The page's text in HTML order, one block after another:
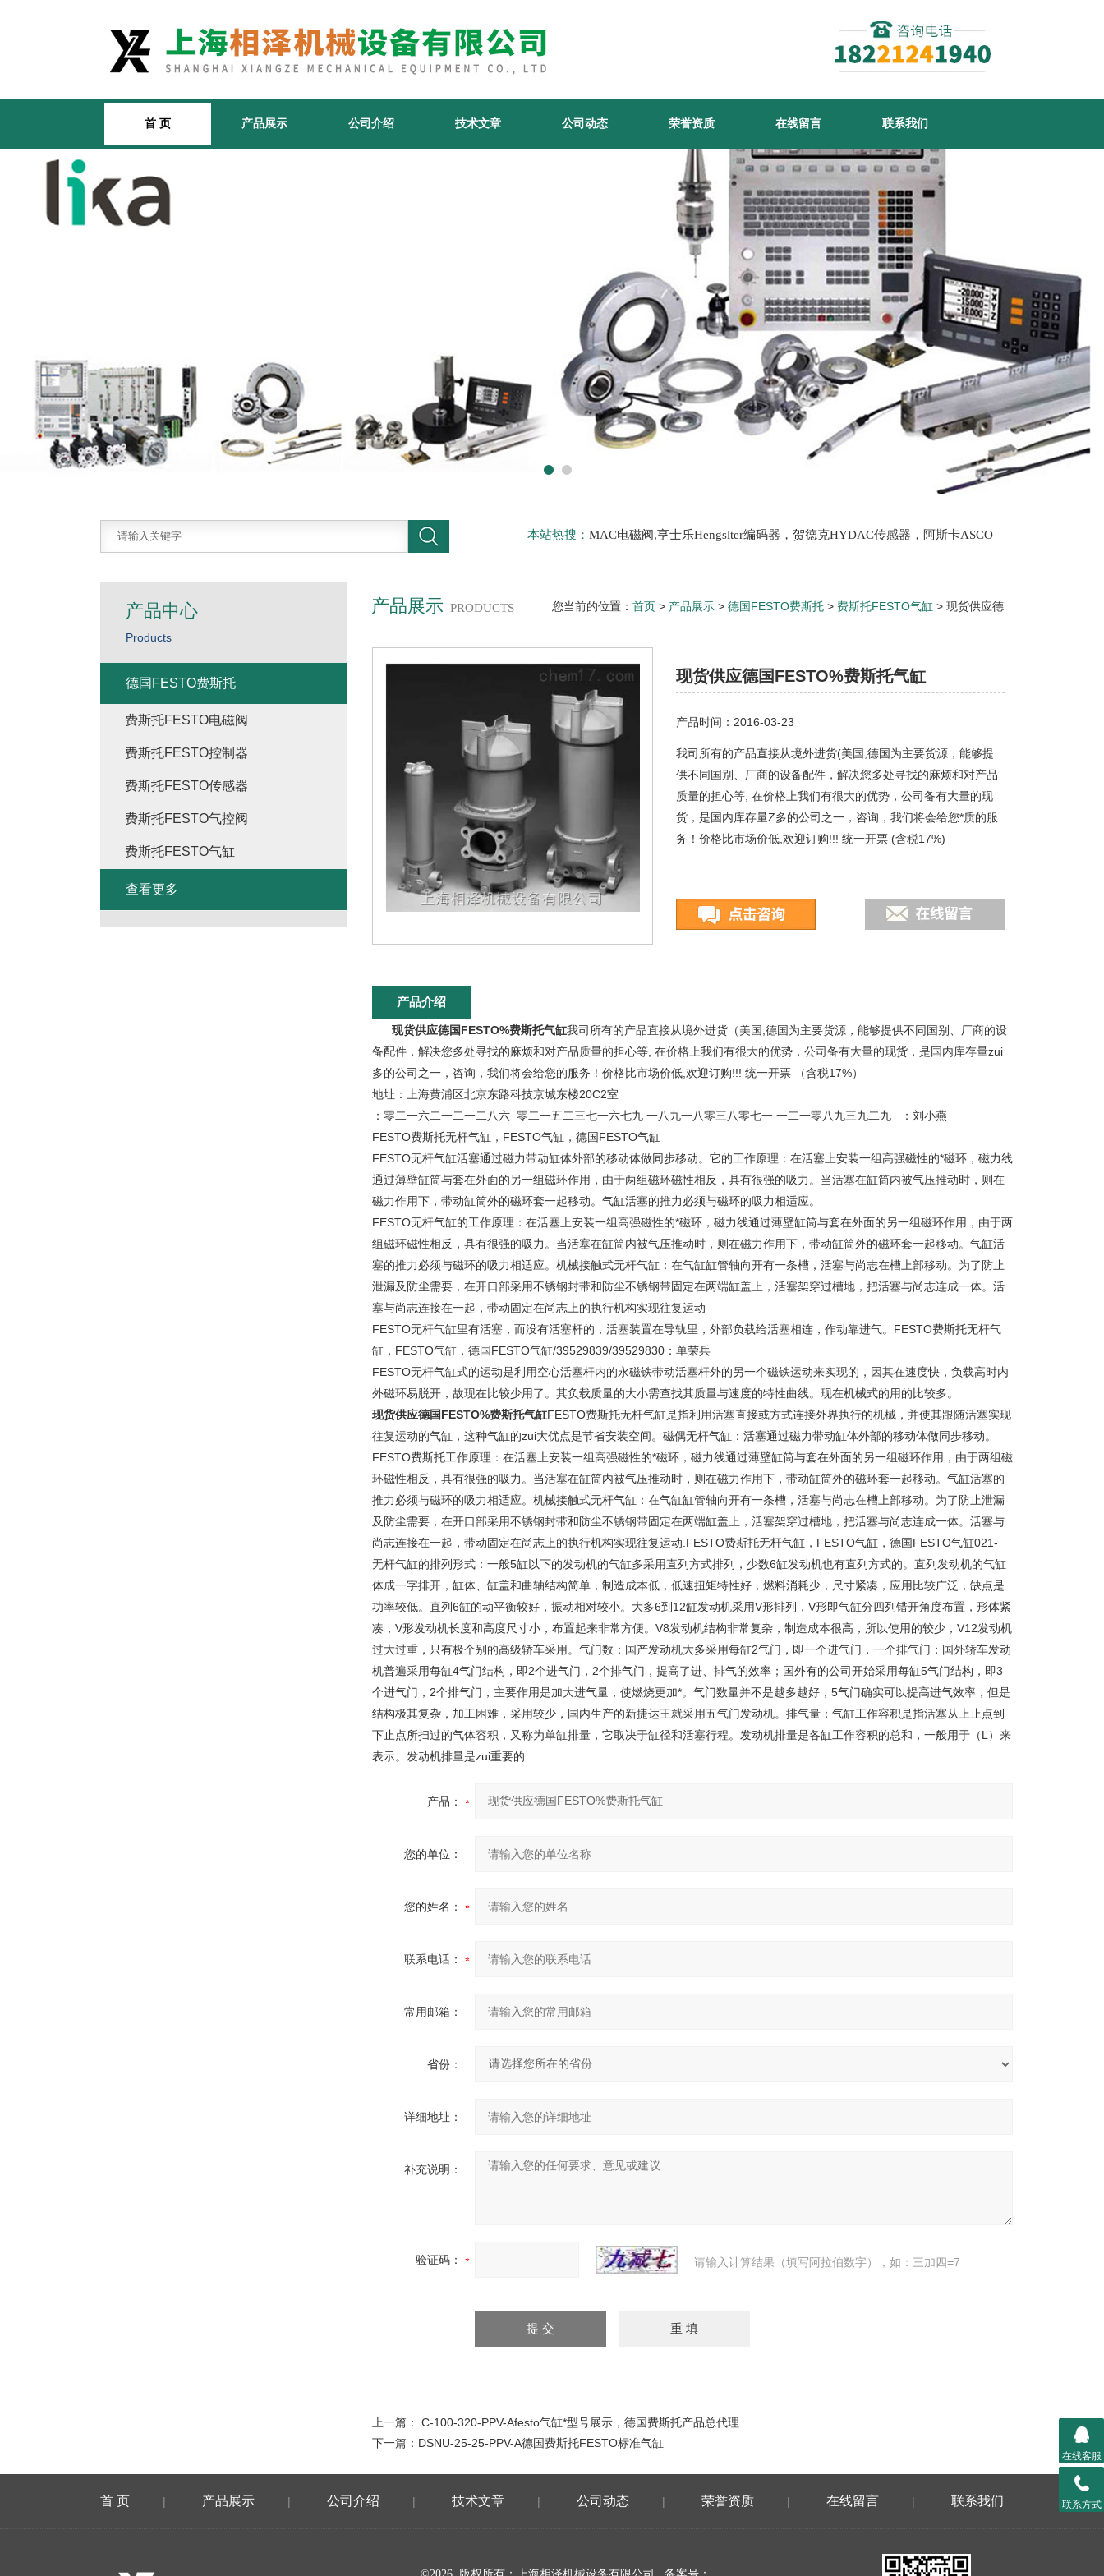
首 页 产品展示 公司介绍 技术文章 公司动态 荣誉资质 在线留言 联系我们
本站热搜： MAC电磁阀,亨士乐Hengslter编码器，贺德克HYDAC传感器，阿斯卡ASCO
产品展示 PRODUCTS 您当前的位置： 首页 > 产品展示 > 德国FESTO费斯托 > 费斯托FESTO气缸 > 现货供应德
现货供应德国FESTO%费斯托气缸
产品时间：2016-03-23
我司所有的产品直接从境外进货(美国,德国为主要货源，能够提
供不同国别、厂商的设备配件，解决您多处寻找的麻烦和对产品
质量的担心等, 在价格上我们有很大的优势，公司备有大量的现
货，是国内库存量Z多的公司之一，咨询，我们将会给您*质的服
务！价格比市场价低,欢迎订购!!! 统一开票 (含税17%)
产品介绍
现货供应德国FESTO%费斯托气缸我司所有的产品直接从境外进货（美国,德国为主要货源，能够提供不同国别、厂商的设
备配件，解决您多处寻找的麻烦和对产品质量的担心等, 在价格上我们有很大的优势，公司备有大量的现货，是国内库存量zui
多的公司之一，咨询，我们将会给您的服务！价格比市场价低,欢迎订购!!! 统一开票 （含税17%）
地址：上海黄浦区北京东路科技京城东楼20C2室
：零二一六二一二一二八六 零二一五二三七一六七九 一八九一八零三八零七一 一二一零八九三九二九 ：刘小燕
FESTO费斯托无杆气缸，FESTO气缸，德国FESTO气缸
FESTO无杆气缸活塞通过磁力带动缸体外部的移动体做同步移动。它的工作原理：在活塞上安装一组高强磁性的*磁环，磁力线
通过薄壁缸筒与套在外面的另一组磁环作用，由于两组磁环磁性相反，具有很强的吸力。当活塞在缸筒内被气压推动时，则在
磁力作用下，带动缸筒外的磁环套一起移动。气缸活塞的推力必须与磁环的吸力相适应。
FESTO无杆气缸的工作原理：在活塞上安装一组高强磁性的*磁环，磁力线通过薄壁缸筒与套在外面的另一组磁环作用，由于两
组磁环磁性相反，具有很强的吸力。当活塞在缸筒内被气压推动时，则在磁力作用下，带动缸筒外的磁环套一起移动。气缸活
塞的推力必须与磁环的吸力相适应。机械接触式无杆气缸：在气缸缸管轴向开有一条槽，活塞与尚志在槽上部移动。为了防止
泄漏及防尘需要，在开口部采用不锈钢封带和防尘不锈钢带固定在两端缸盖上，活塞架穿过槽地，把活塞与尚志连成一体。活
塞与尚志连接在一起，带动固定在尚志上的执行机构实现往复运动
FESTO无杆气缸里有活塞，而没有活塞杆的，活塞装置在导轨里，外部负载给活塞相连，作动靠进气。FESTO费斯托无杆气
缸，FESTO气缸，德国FESTO气缸/39529839/39529830：单荣兵
FESTO无杆气缸式的运动是利用空心活塞杆内的永磁铁带动活塞杆外的另一个磁铁运动来实现的，因其在速度快，负载高时内
外磁环易脱开，故现在比较少用了。其负载质量的大小需查找其质量与速度的特性曲线。现在机械式的用的比较多。
现货供应德国FESTO%费斯托气缸FESTO费斯托无杆气缸是指利用活塞直接或方式连接外界执行的机械，并使其跟随活塞实现
往复运动的气缸，这种气缸的zui大优点是节省安装空间。磁偶无杆气缸：活塞通过磁力带动缸体外部的移动体做同步移动。
FESTO费斯托工作原理：在活塞上安装一组高强磁性的*磁环，磁力线通过薄壁缸筒与套在外面的另一组磁环作用，由于两组磁
环磁性相反，具有很强的吸力。当活塞在缸筒内被气压推动时，则在磁力作用下，带动缸筒外的磁环套一起移动。气缸活塞的
推力必须与磁环的吸力相适应。机械接触式无杆气缸：在气缸缸管轴向开有一条槽，活塞与尚志在槽上部移动。为了防止泄漏
及防尘需要，在开口部采用不锈钢封带和防尘不锈钢带固定在两端缸盖上，活塞架穿过槽地，把活塞与尚志连成一体。活塞与
尚志连接在一起，带动固定在尚志上的执行机构实现往复运动.FESTO费斯托无杆气缸，FESTO气缸，德国FESTO气缸021-
无杆气缸的排列形式：一般5缸以下的发动机的气缸多采用直列方式排列，少数6缸发动机也有直列方式的。直列发动机的气缸
体成一字排开，缸体、缸盖和曲轴结构简单，制造成本低，低速扭矩特性好，燃料消耗少，尺寸紧凑，应用比较广泛，缺点是
功率较低。直列6缸的动平衡较好，振动相对较小。大多6到12缸发动机采用V形排列，V形即气缸分四列错开角度布置，形体紧
凑，V形发动机长度和高度尺寸小，布置起来非常方便。V8发动机结构非常复杂，制造成本很高，所以使用的较少，V12发动机
过大过重，只有极个别的高级轿车采用。气门数：国产发动机大多采用每缸2气门，即一个进气门，一个排气门；国外轿车发动
机普遍采用每缸4气门结构，即2个进气门，2个排气门，提高了进、排气的效率；国外有的公司开始采用每缸5气门结构，即3
个进气门，2个排气门，主要作用是加大进气量，使燃烧更加*。气门数量并不是越多越好，5气门确实可以提高进气效率，但是
结构极其复杂，加工困难，采用较少，国内生产的新捷达王就采用五气门发动机。排气量：气缸工作容积是指活塞从上止点到
下止点所扫过的气体容积，又称为单缸排量，它取决于缸径和活塞行程。发动机排量是各缸工作容积的总和，一般用于（L）来
表示。发动机排量是zui重要的
产品：
您的单位：
您的姓名：
联系电话：
常用邮箱：
省份：
详细地址：
补充说明：
验证码： 请输入计算结果（填写阿拉伯数字），如：三加四=7
上一篇： C-100-320-PPV-Afesto气缸*型号展示，德国费斯托产品总代理
下一篇： DSNU-25-25-PPV-A德国费斯托FESTO标准气缸
产品中心
Products
德国FESTO费斯托
费斯托FESTO电磁阀
费斯托FESTO控制器
费斯托FESTO传感器
费斯托FESTO气控阀
费斯托FESTO气缸
查看更多
首 页 | 产品展示 | 公司介绍 | 技术文章 | 公司动态 | 荣誉资质 | 在线留言 | 联系我们
在线客服
联系方式